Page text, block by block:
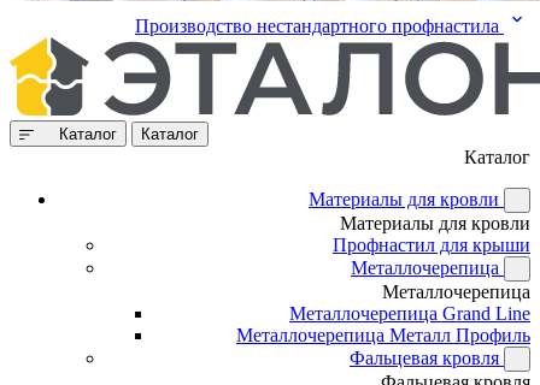
Производство нестандартного профнастила
Каталог Каталог
Каталог
Материалы для кровли
Материалы для кровли
Профнастил для крыши
Металлочерепица
Металлочерепица
Металлочерепица Grand Line
Металлочерепица Металл Профиль
Фальцевая кровля